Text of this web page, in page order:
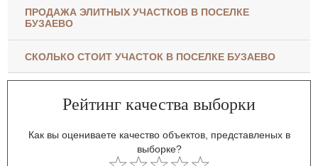
ПРОДАЖА ЭЛИТНЫХ УЧАСТКОВ В ПОСЕЛКЕ
БУЗАЕВО
СКОЛЬКО СТОИТ УЧАСТОК В ПОСЕЛКЕ БУЗАЕВО
Рейтинг качества выборки
Как вы оцениваете качество объектов, представленых в
выборке?